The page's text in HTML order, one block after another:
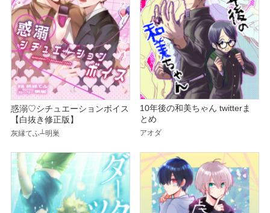
惑溺♡シチュエーションボイス
【白抜き修正版】
灰縁てふ┴明巣
10年後の和美ちゃん twitterま
とめ
アオダ